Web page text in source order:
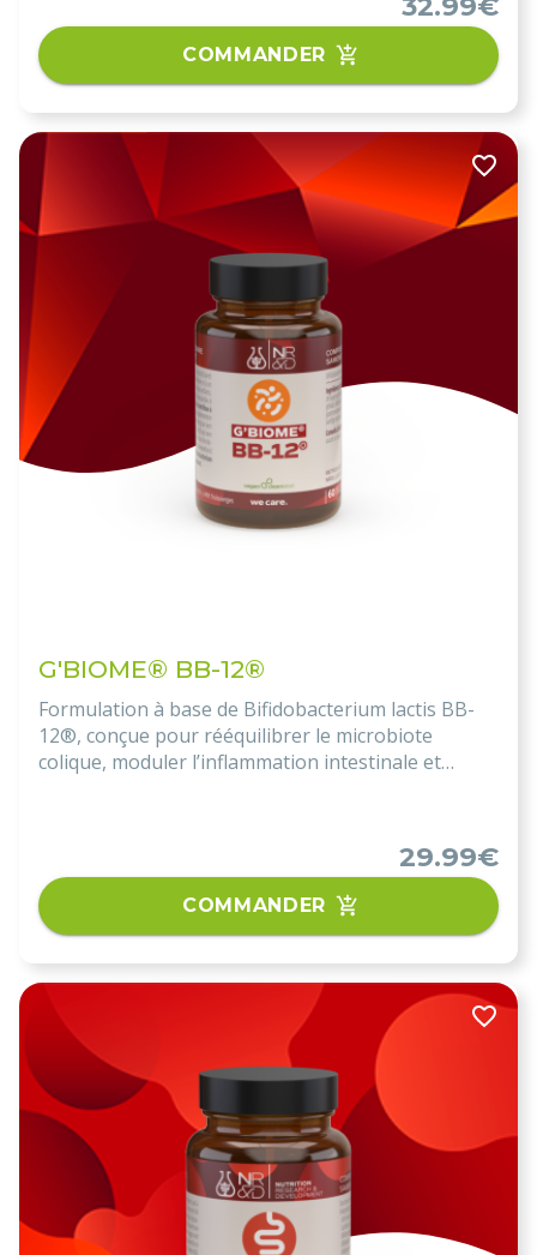
COMMANDER
G'BIOME® BB-12®
Formulation à base de Bifidobacterium lactis BB-
12®, conçue pour rééquilibrer le microbiote
colique, moduler l’inflammation intestinale et
29.99€
COMMANDER